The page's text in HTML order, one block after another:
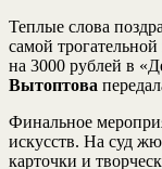
Теплые слова
самой
на 3000 рублей в
Вытоптова
Финальное
искусств. На суд
карточки и